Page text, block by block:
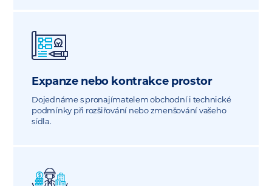
Expanze nebo kontrakce prostor
Dojednáme s pronajímatelem obchodní i technické
podmínky při rozšiřování nebo zmenšování vašeho
sídla.